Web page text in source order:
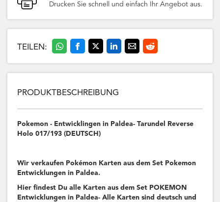
Drucken Sie schnell und einfach Ihr Angebot aus.
TEILEN:
PRODUKTBESCHREIBUNG
Pokemon - Entwicklingen in Paldea- Tarundel Reverse
Holo 017/193 (DEUTSCH)
Wir verkaufen Pokémon Karten aus dem Set Pokemon
Entwicklungen in Paldea.
Hier findest Du alle Karten aus dem Set POKEMON
Entwicklungen in Paldea- Alle Karten sind deutsch und